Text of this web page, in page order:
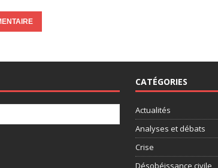
CATÉGORIES
Actualités
Analyses et débats
Crise